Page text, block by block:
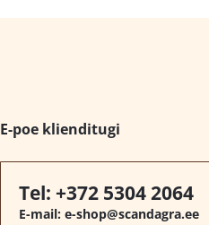
E-poe klienditugi
Tel: +372 5304 2064
E-mail: e-shop@scandagra.ee